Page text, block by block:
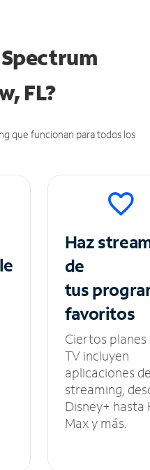
FL?
que funcionan para todos los
Haz
de
tus
favoritos
Ciertos planes
TV incluyen
aplicaciones
streaming,
Disney+ hasta
Max y más.